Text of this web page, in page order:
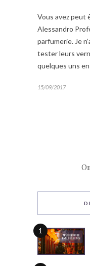
Vous avez peut
Alessandro
parfumerie. Je
tester leurs
quelques uns
15/09/2017
1